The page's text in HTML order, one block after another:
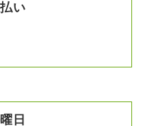
い
日